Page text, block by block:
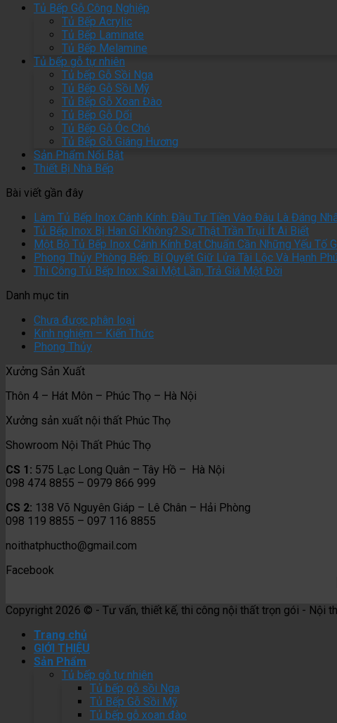
Tủ Bếp Gỗ Công Nghiệp
Tủ Bếp Acrylic
Tủ Bếp Laminate
Tủ Bếp Melamine
Tủ bếp gỗ tự nhiên
Tủ bếp Gỗ Sồi Nga
Tủ Bếp Gỗ Sồi Mỹ
Tủ Bếp Gỗ Xoan Đào
Tủ Bếp Gỗ Dổi
Tủ Bếp Gỗ Óc Chó
Tủ Bếp Gỗ Giáng Hương
Sản Phẩm Nổi Bật
Thiết Bị Nhà Bếp
Bài viết gần đây
Làm Tủ Bếp Inox Cánh Kính: Đầu Tư Tiền Vào Đâu Là Đáng
Tủ Bếp Inox Bị Han Gỉ Không? Sự Thật Trần Trụi Ít Ai Biết
Một Bộ Tủ Bếp Inox Cánh Kính Đạt Chuẩn Cần Những Yếu Tố
Phong Thủy Phòng Bếp: Bí Quyết Giữ Lửa Tài Lộc Và Hạnh
Thi Công Tủ Bếp Inox: Sai Một Lần, Trả Giá Một Đời
Danh mục tin
Chưa được phân loại
Kinh nghiệm – Kiến Thức
Phong Thủy
Xưởng Sản Xuất
Thôn 4 – Hát Môn – Phúc Thọ – Hà Nội
Xưởng sản xuất nội thất Phúc Thọ
Showroom Nội Thất Phúc Thọ
CS 1: 575 Lạc Long Quân – Tây Hồ – Hà Nội
098 474 8855 – 0979 866 999
CS 2: 138 Võ Nguyên Giáp – Lê Chân – Hải Phòng
098 119 8855 – 097 116 8855
noithatphuctho@gmail.com
Facebook
Copyright 2026 © - Tư vấn, thiết kế, thi công nội thất trọn gói - Nội
Trang chủ
GIỚI THIỆU
Sản Phẩm
Tủ bếp gỗ tự nhiên
Tủ bếp gỗ sồi Nga
Tủ Bếp Gỗ Sồi Mỹ
Tủ bếp gỗ xoan đào